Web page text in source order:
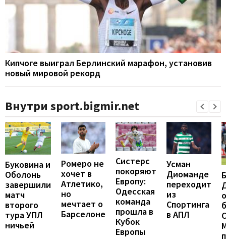
Кипчоге выиграл Берлинский марафон, установив
новый мировой рекорд
Внутри sport.bigmir.net
Буковина и
Оболонь
завершили
матч
второго
тура УПЛ
ничьей
Ромеро не
хочет в
Атлетико,
но
мечтает о
Барселоне
Систерс
покоряют
Европу:
Одесская
команда
прошла в
Кубок
Европы
Усман
Диоманде
переходит
из
Спортинга
в АПЛ